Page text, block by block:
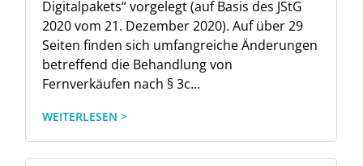
Digitalpakets“ vorgelegt (auf Basis des JStG
2020 vom 21. Dezember 2020). Auf über 29
Seiten finden sich umfangreiche Änderungen
betreffend die Behandlung von
Fernverkäufen nach § 3c...
WEITERLESEN >